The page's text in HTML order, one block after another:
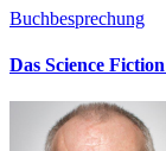
Buchbesprechung
Das Science